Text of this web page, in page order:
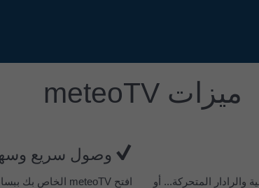
ميزات meteoTV
والرادار المتحركة... أو
وصول سريع
افتح meteoTV الخاص بك ببساطة عبر رابطنا القصير: